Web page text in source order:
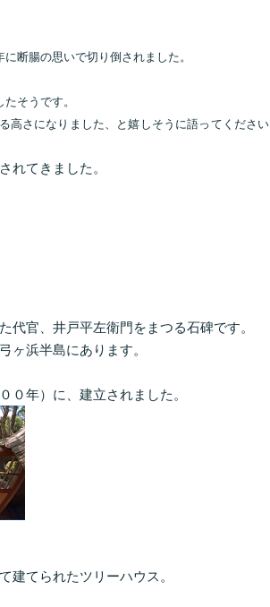
断腸の思いで切り倒されました。
そうです。
高さになりました、と嬉しそうに語ってください
れてきました。
官、井戸平左衛門をまつる石碑です。
ヶ浜半島にあります。
０年）に、建立されました。
建てられたツリーハウス。